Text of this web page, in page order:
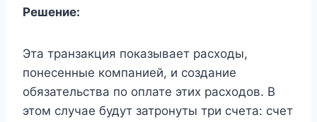
Решение:
Эта транзакция показывает расходы,
понесенные компанией, и создание
обязательства по оплате этих расходов. В
этом случае будут затронуты три счета: счет